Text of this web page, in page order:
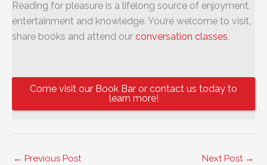
Reading for pleasure is a lifelong source of enjoyment,
entertainment and knowledge. You’re welcome to visit,
share books and attend our conversation classes.
Come visit our Book Bar or contact us today to
learn more!
← Previous Post Next Post →